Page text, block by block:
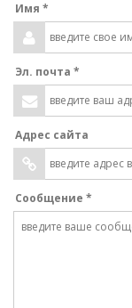
Имя *
Эл. почта *
Адрес сайта
Сообщение *